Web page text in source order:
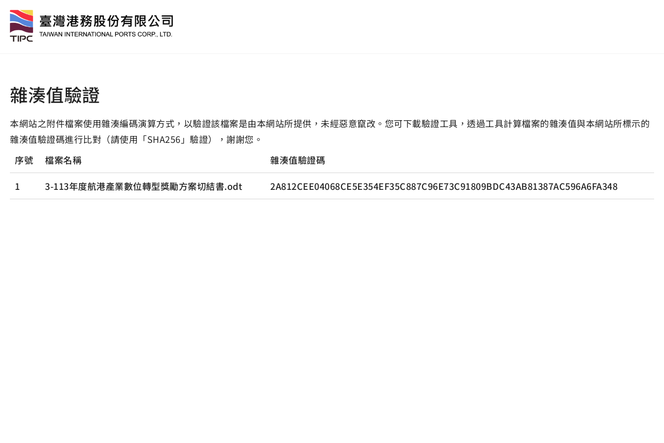
雜湊值驗證
本網站之附件檔案使用雜湊編碼演算方式，以驗證該檔案是由本網站所提供，未經惡意竄改。您可下載驗證工具，透過工具計算檔案的雜湊值與本網站所標示的
雜湊值驗證碼進行比對（請使用「SHA256」驗證），謝謝您。
序號
檔案名稱 雜湊值驗證碼
1 3-113年度航港產業數位轉型獎勵方案切結書.odt 2A812CEE04068CE5E354EF35C887C96E73C91809BDC43AB81387AC596A6FA348